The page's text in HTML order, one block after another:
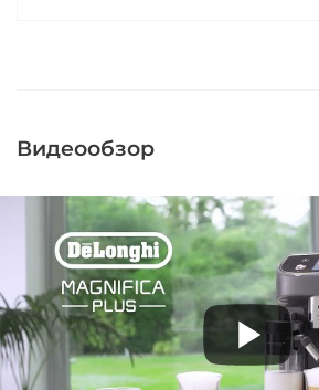
Видеообзор